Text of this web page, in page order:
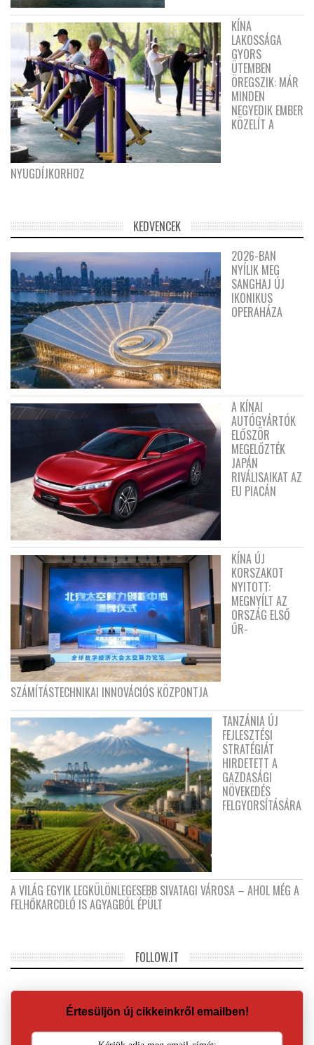
KÍNA
LAKOSSÁGA
GYORS
ÜTEMBEN
ÖREGSZIK: MÁR
MINDEN
NEGYEDIK EMBER
KÖZELÍT A
NYUGDÍJKORHOZ
KEDVENCEK
2026-BAN
NYÍLIK MEG
SANGHAJ ÚJ
IKONIKUS
OPERAHÁZA
A KÍNAI
AUTÓGYÁRTÓK
ELŐSZÖR
MEGELŐZTÉK
JAPÁN
RIVÁLISAIKAT AZ
EU PIACÁN
KÍNA ÚJ
KORSZAKOT
NYITOTT:
MEGNYÍLT AZ
ORSZÁG ELSŐ
ŰR-
SZÁMÍTÁSTECHNIKAI INNOVÁCIÓS KÖZPONTJA
TANZÁNIA ÚJ
FEJLESZTÉSI
STRATÉGIÁT
HIRDETETT A
GAZDASÁGI
NÖVEKEDÉS
FELGYORSÍTÁSÁRA
A VILÁG EGYIK LEGKÜLÖNLEGESEBB SIVATAGI VÁROSA – AHOL MÉG A
FELHŐKARCOLÓ IS AGYAGBÓL ÉPÜLT
FOLLOW.IT
Értesüljön új cikkeinkről emailben!